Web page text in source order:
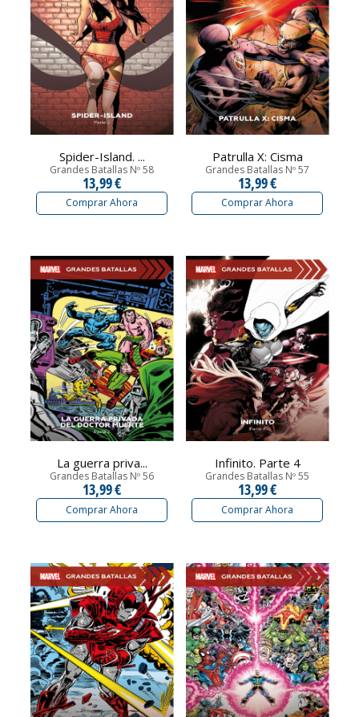
Spider-Island. ...
Grandes Batallas Nº 58
13,99 €
Comprar Ahora
Patrulla X: Cisma
Grandes Batallas Nº 57
13,99 €
Comprar Ahora
La guerra priva...
Grandes Batallas Nº 56
13,99 €
Comprar Ahora
Infinito. Parte 4
Grandes Batallas Nº 55
13,99 €
Comprar Ahora